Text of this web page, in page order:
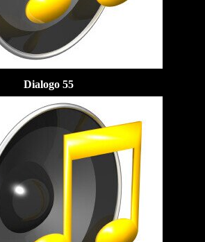
Dialogo 55